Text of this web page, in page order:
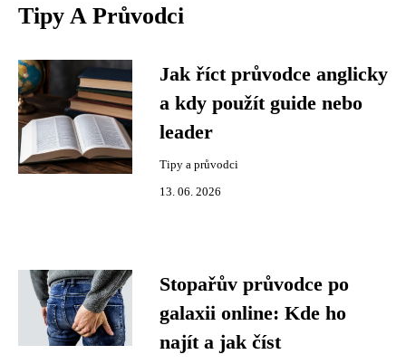
Tipy A Průvodci
Jak říct průvodce anglicky
a kdy použít guide nebo
leader
Tipy a průvodci
13. 06. 2026
Stopařův průvodce po
galaxii online: Kde ho
najít a jak číst